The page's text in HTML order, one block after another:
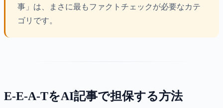
事」は、まさに最もファクトチェックが必要なカテ
ゴリです。
E-E-A-TをAI記事で担保する方法